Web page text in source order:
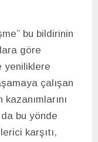
bu bildirinin
göre
yeniliklere
çalışan
bu yönde
karşıtı,